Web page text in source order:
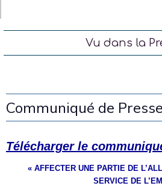
Vu dans la
Communiqué de
Télécharger le
« AFFECTER UNE PARTIE DE
SERVICE DE